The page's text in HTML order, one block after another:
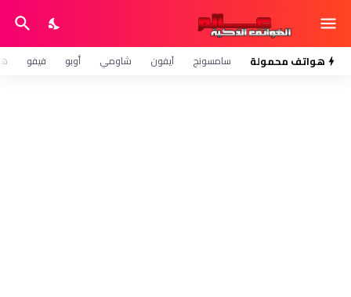
هواتف محمولة سامسونج آيفون شاومي أوبو فيفو